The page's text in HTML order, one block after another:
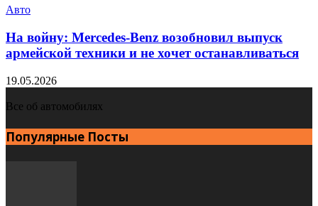
Авто
На войну: Mercedes-Benz возобновил выпуск
армейской техники и не хочет останавливаться
19.05.2026
Все об автомобилях
Популярные Посты